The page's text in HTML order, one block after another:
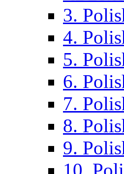
3.
4.
5.
6.
7.
8.
9.
10.